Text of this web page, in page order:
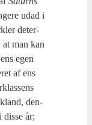
udad i
deter­
man kan
egen
af ens
den­
år;